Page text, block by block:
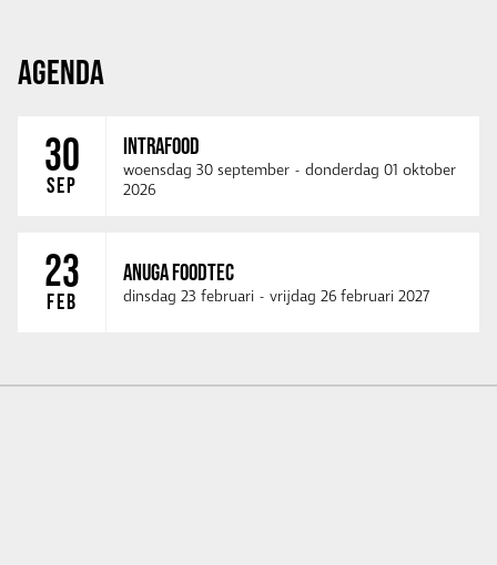
AGENDA
30
SEP
INTRAFOOD
woensdag 30 september - donderdag 01 oktober
2026
23
FEB
ANUGA FOODTEC
dinsdag 23 februari - vrijdag 26 februari 2027